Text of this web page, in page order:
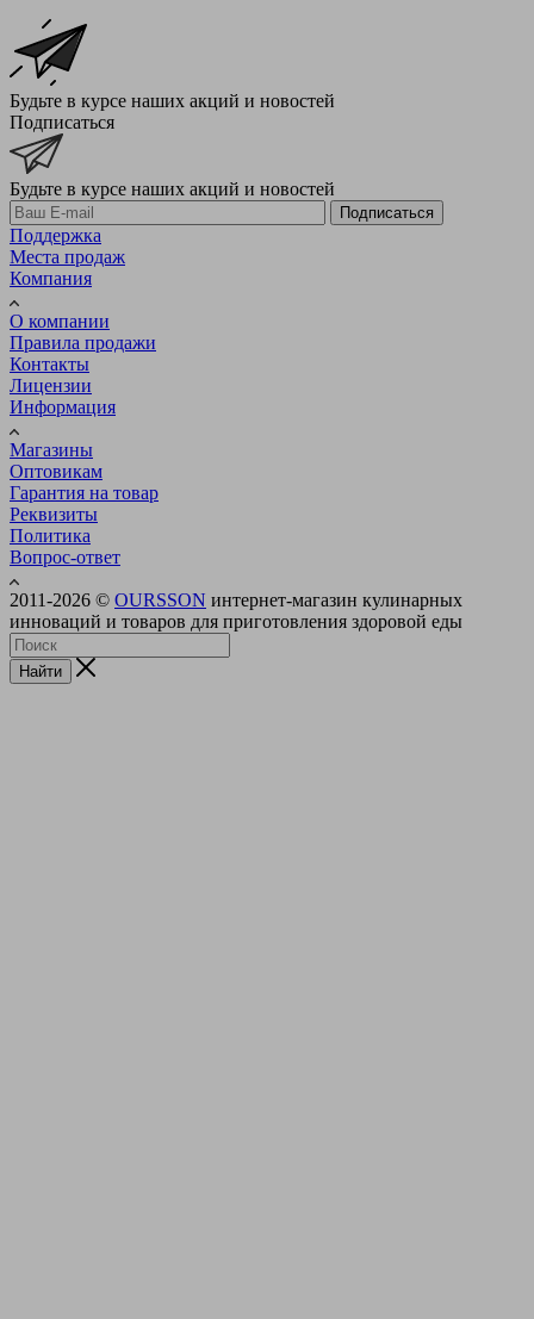
Будьте в курсе наших акций и новостей
Подписаться
Будьте в курсе наших акций и новостей
Подписаться
Поддержка
Места продаж
Компания
О компании
Правила продажи
Контакты
Лицензии
Информация
Магазины
Оптовикам
Гарантия на товар
Реквизиты
Политика
Вопрос-ответ
2011-2026 © OURSSON интернет-магазин кулинарных
инноваций и товаров для приготовления здоровой еды
Найти